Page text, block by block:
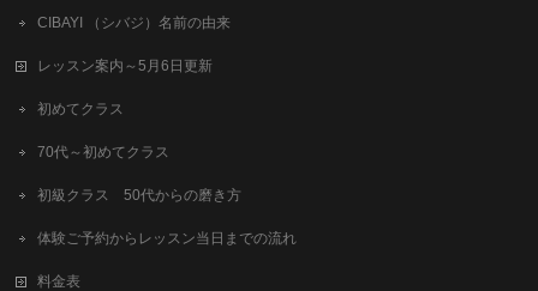
CIBAYI （シバジ）名前の由来
レッスン案内～5月6日更新
初めてクラス
70代～初めてクラス
初級クラス 50代からの磨き方
体験ご予約からレッスン当日までの流れ
料金表